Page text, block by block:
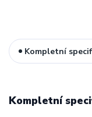
Kompletní
Kompletní